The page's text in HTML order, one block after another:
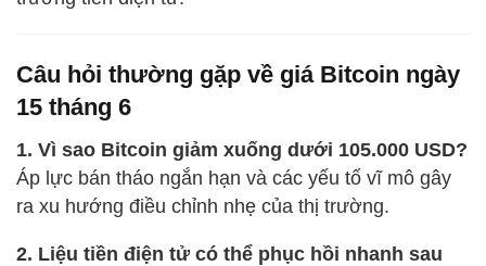
Câu hỏi thường gặp về giá Bitcoin ngày
15 tháng 6
1. Vì sao Bitcoin giảm xuống dưới 105.000 USD?
Áp lực bán tháo ngắn hạn và các yếu tố vĩ mô gây
ra xu hướng điều chỉnh nhẹ của thị trường.
2. Liệu tiền điện tử có thể phục hồi nhanh sau